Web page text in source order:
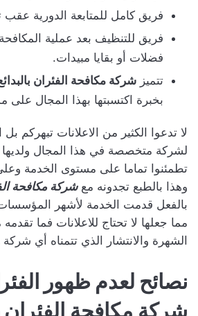
فريق كامل للمتابعة الدورية عقب
فريق للتنظيف بعد عملية
فضلات أو بقايا مبيدات.
تتميز شركة مكافحة الفئران
بخبرة اكتسبتها بهذا المجال
لا تدعوا الكثير من الاعلانات تبهركم
لشركة متخصصة في هذا المجال ولديها
تطمئنوا تماما على مستوى الخدمة
وهذا بالطبع تجدونه مع شركة مكافحة
بالفعل قدمت الخدمة لأشهر المؤسسات
مما جعلها لا تحتاج للاعلانات فما
الشهرة والانتشار الذي تتمناه أي
نصائح لعدم ظهور
شركة مكافحة الفئران